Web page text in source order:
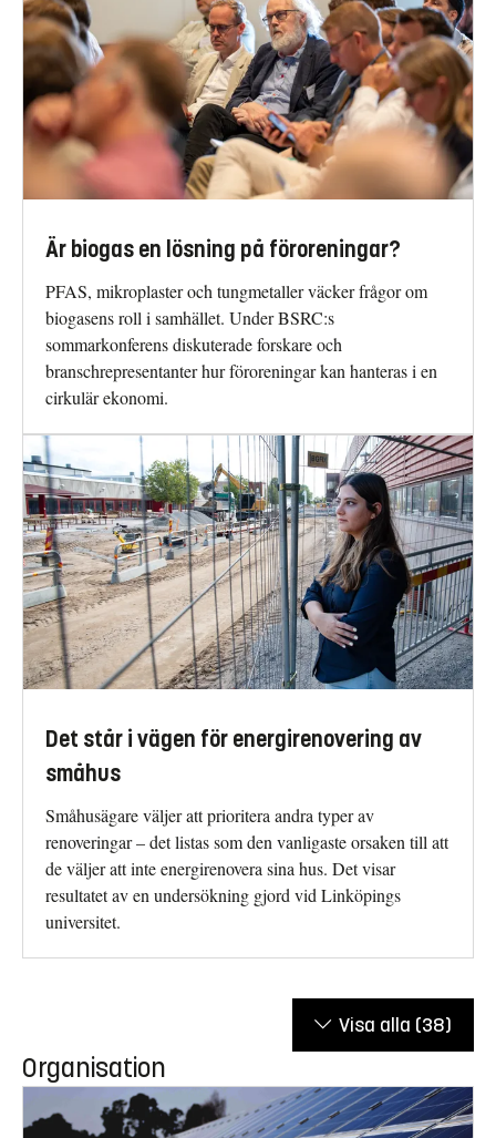
Är biogas en lösning på föroreningar?
PFAS, mikroplaster och tungmetaller väcker frågor om
biogasens roll i samhället. Under BSRC:s
sommarkonferens diskuterade forskare och
branschrepresentanter hur föroreningar kan hanteras i en
cirkulär ekonomi.
Det står i vägen för energirenovering av
småhus
Småhusägare väljer att prioritera andra typer av
renoveringar – det listas som den vanligaste orsaken till att
de väljer att inte energirenovera sina hus. Det visar
resultatet av en undersökning gjord vid Linköpings
universitet.
Visa alla (38)
Organisation